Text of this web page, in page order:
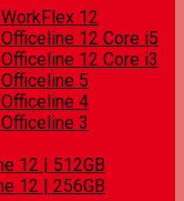
12
12 Core i5
12 Core i3
5
Officeline 4
3
12 | 512GB
12 | 256GB